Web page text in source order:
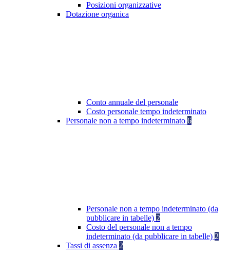
Posizioni organizzative
Dotazione organica
Conto annuale del personale
Costo personale tempo indeterminato
Personale non a tempo indeterminato 6
Personale non a tempo indeterminato (da
pubblicare in tabelle) 2
Costo del personale non a tempo
indeterminato (da pubblicare in tabelle) 2
Tassi di assenza 2